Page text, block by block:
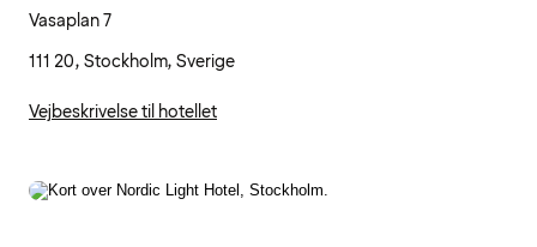
Vasaplan 7
111 20, Stockholm, Sverige
Vejbeskrivelse til hotellet